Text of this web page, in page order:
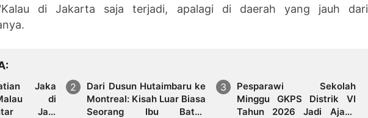
di Jakarta saja terjadi, apalagi di daerah yang jauh dari
Jaka
di
Jadi
Dari Dusun Hutaimbaru ke
Montreal: Kisah Luar Biasa
Seorang Ibu Batak
Pesparawi Sekolah
Minggu GKPS Distrik VI
Tahun 2026 Jadi Ajang